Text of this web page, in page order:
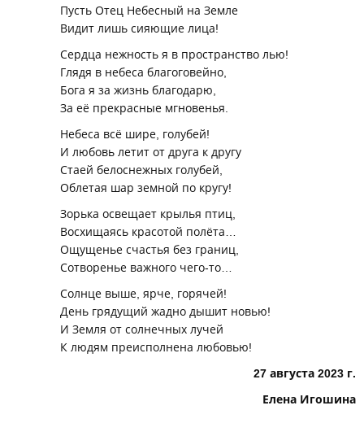
Пусть Отец Небесный на Земле
Видит лишь сияющие лица!
Сердца нежность я в пространство лью!
Глядя в небеса благоговейно,
Бога я за жизнь благодарю,
За её прекрасные мгновенья.
Небеса всё шире, голубей!
И любовь летит от друга к другу
Стаей белоснежных голубей,
Облетая шар земной по кругу!
Зорька освещает крылья птиц,
Восхищаясь красотой полёта…
Ощущенье счастья без границ,
Сотворенье важного чего-то…
Солнце выше, ярче, горячей!
День грядущий жадно дышит новью!
И Земля от солнечных лучей
К людям преисполнена любовью!
27 августа 2023 г.
Елена Игошина